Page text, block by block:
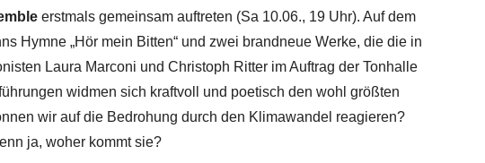
erstmals gemeinsam auftreten (Sa 10.06., 19 Uhr). Auf dem
Hymne „Hör mein Bitten“ und zwei brandneue Werke, die die in
Laura Marconi und Christoph Ritter im Auftrag der Tonhalle
widmen sich kraftvoll und poetisch den wohl größten
wir auf die Bedrohung durch den Klimawandel reagieren?
ja, woher kommt sie?